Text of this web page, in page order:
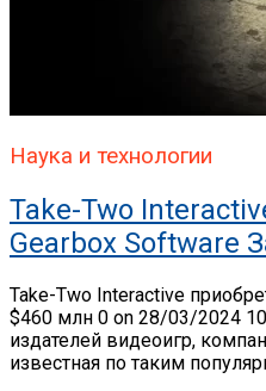
Наука и технологии
Take-Two
Gearbox Software
Take-Two Interactive
$460 млн 0 on 28/03/2024
издателей видеоигр,
известная по таким